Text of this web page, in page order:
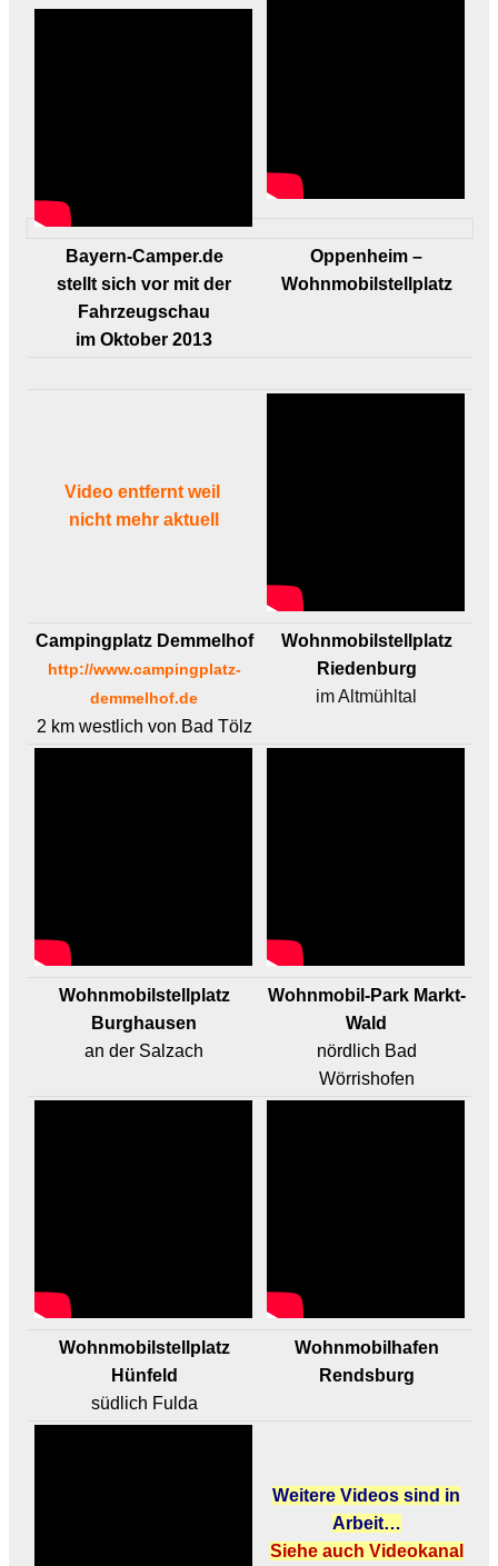
Bayern-Camper.de
stellt sich vor mitder
Fahrzeugschau
im Oktober 2013
Oppenheim –
Wohnmobilstellplatz
Video entfernt weil
nicht mehr aktuell
Campingplatz Demmelhof
http://www.campingplatz-
demmelhof.de
2 km westlich von Bad Tölz
Wohnmobilstellplatz
Riedenburg
im Altmühltal
Wohnmobilstellplatz
Burghausen
an der Salzach
Wohnmobil-Park Markt-
Wald
nördlich Bad
Wörrishofen
Wohnmobilstellplatz
Hünfeld
südlich Fulda
Wohnmobilhafen
Rendsburg
Weitere Videos sind in
Arbeit…
Siehe auch Videokanal